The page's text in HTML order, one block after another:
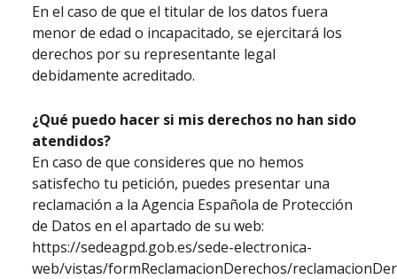
En el caso de que el titular de los datos fuera
menor de edad o incapacitado, se ejercitará los
derechos por su representante legal
debidamente acreditado.
¿Qué puedo hacer si mis derechos no han sido
atendidos?
En caso de que consideres que no hemos
satisfecho tu petición, puedes presentar una
reclamación a la Agencia Española de Protección
de Datos en el apartado de su web:
https://sedeagpd.gob.es/sede-electronica-
web/vistas/formReclamacionDerechos/